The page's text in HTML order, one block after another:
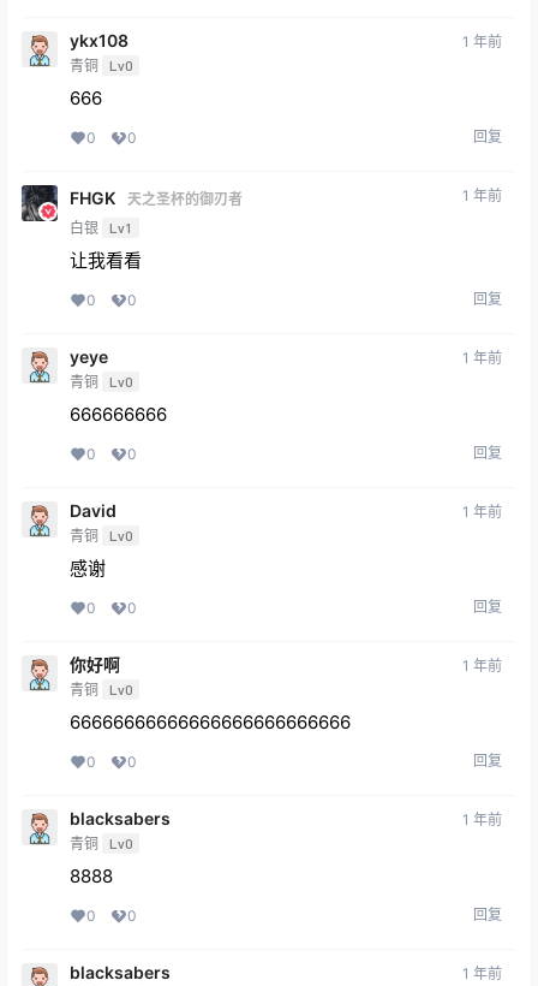
ykx108
青铜 Lv0
1 年前
666
0 0 回复
FHGK
天之圣杯的御刃者
白银
Lv1
1 年前
让我看看
0 0 回复
yeye
青铜 Lv0
1 年前
666666666
0 0 回复
David
青铜 Lv0
1 年前
感谢
0 0 回复
你好啊
青铜 Lv0
1 年前
66666666666666666666666666
0 0 回复
blacksabers
青铜 Lv0
1 年前
8888
0 0 回复
blacksabers 1 年前